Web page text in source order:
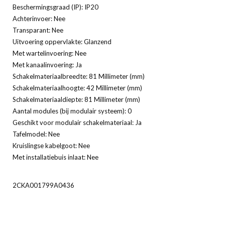
Beschermingsgraad (IP): IP20
Achterinvoer: Nee
Transparant: Nee
Uitvoering oppervlakte: Glanzend
Met wartelinvoering: Nee
Met kanaalinvoering: Ja
Schakelmateriaalbreedte: 81 Millimeter (mm)
Schakelmateriaalhoogte: 42 Millimeter (mm)
Schakelmateriaaldiepte: 81 Millimeter (mm)
Aantal modules (bij modulair systeem): 0
Geschikt voor modulair schakelmateriaal: Ja
Tafelmodel: Nee
Kruislingse kabelgoot: Nee
Met installatiebuis inlaat: Nee
2CKA001799A0436